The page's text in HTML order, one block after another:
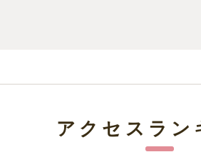
アクセスラン